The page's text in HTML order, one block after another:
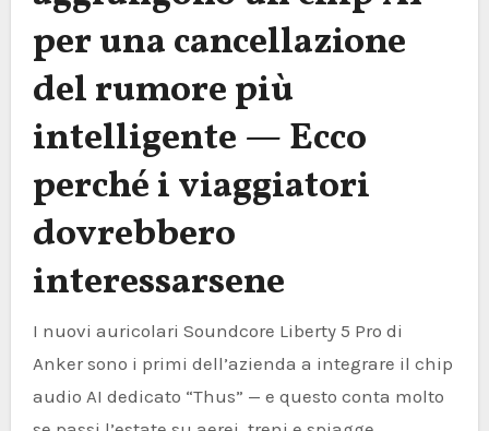
per una cancellazione
del rumore più
intelligente — Ecco
perché i viaggiatori
dovrebbero
interessarsene
I nuovi auricolari Soundcore Liberty 5 Pro di
Anker sono i primi dell’azienda a integrare il chip
audio AI dedicato “Thus” — e questo conta molto